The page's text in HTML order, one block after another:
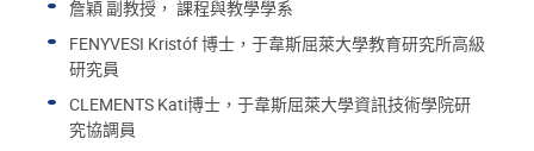
詹穎 副教授， 課程與教學學系
FENYVESI Kristóf 博士，于韋斯屈萊大學教育研究所高級
研究員
CLEMENTS Kati博士，于韋斯屈萊大學資訊技術學院研
究協調員